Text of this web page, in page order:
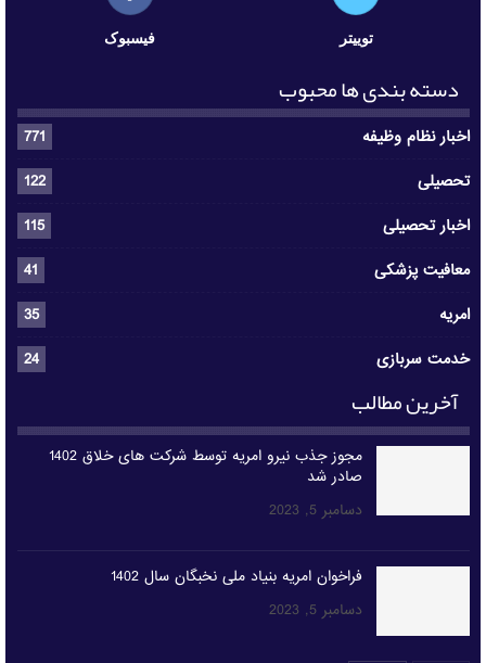
توییتر فیسبوک
دسته بندی ها محبوب
اخبار نظام وظیفه
771
تحصیلی
122
اخبار تحصیلی
115
معافیت پزشکی
41
امریه
35
خدمت سربازی
24
آخرین مطالب
مجوز جذب نیرو امریه توسط شرکت های خلاق 1402
صادر شد
دسامبر 5, 2023
فراخوان امریه بنیاد ملی نخبگان سال 1402
دسامبر 5, 2023